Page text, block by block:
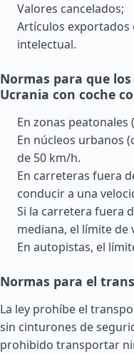
Valores cancelados;
Artículos exportados
intelectual.
Normas para que
Ucrania con coche
En zonas peatonales
En núcleos urbanos
de 50 km/h.
En carreteras fuera
conducir a una
Si la carretera fuera
mediana, el límite de
En autopistas, el
Normas para el
La ley prohíbe el
sin cinturones de
prohibido transportar